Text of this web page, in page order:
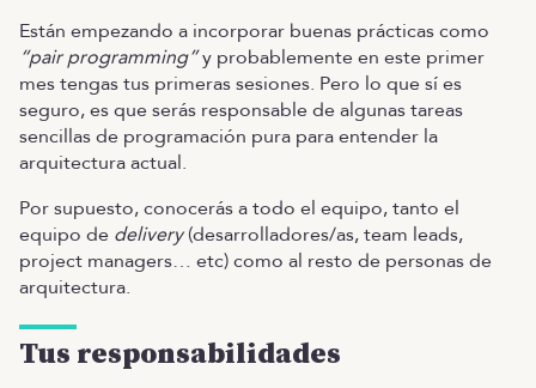
Están empezando a incorporar buenas prácticas como
“pair programming”y probablemente en este primer
mes tengas tus primeras sesiones. Pero lo que sí es
seguro, es que serás responsable de algunas tareas
sencillas de programación pura para entender la
arquitectura actual.
Por supuesto, conocerás a todo el equipo, tanto el
equipo de delivery(desarrolladores/as, team leads,
project managers… etc) como al resto de personas de
arquitectura.
Tus responsabilidades